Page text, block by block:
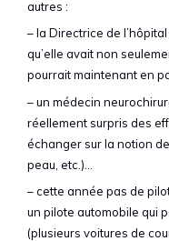
autres :
– la Directrice de
qu’elle avait non
pourrait maintenant en
– un médecin
réellement surpris des
échanger sur la notion
peau, etc.)…
– cette année pas de
un pilote automobile qui
(plusieurs voitures de